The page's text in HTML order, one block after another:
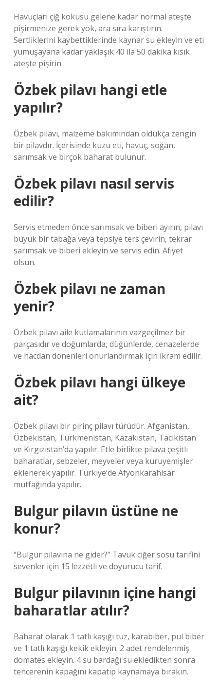
Havuçları çiğ kokusu gelene kadar normal ateşte
pişirmenize gerek yok, ara sıra karıştırın.
Sertliklerini kaybettiklerinde kaynar su ekleyin ve eti
yumuşayana kadar yaklaşık 40 ila 50 dakika kısık
ateşte pişirin.
Özbek pilavı hangi etle
yapılır?
Özbek pilavı, malzeme bakımından oldukça zengin
bir pilavdır. İçerisinde kuzu eti, havuç, soğan,
sarımsak ve birçok baharat bulunur.
Özbek pilavı nasıl servis
edilir?
Servis etmeden önce sarımsak ve biberi ayırın, pilavı
büyük bir tabağa veya tepsiye ters çevirin, tekrar
sarımsak ve biberi ekleyin ve servis edin. Afiyet
olsun.
Özbek pilavı ne zaman
yenir?
Özbek pilavı aile kutlamalarının vazgeçilmez bir
parçasıdır ve doğumlarda, düğünlerde, cenazelerde
ve hacdan dönenleri onurlandırmak için ikram edilir.
Özbek pilavı hangi ülkeye
ait?
Özbek pilavı bir pirinç pilavı türüdür. Afganistan,
Özbekistan, Türkmenistan, Kazakistan, Tacikistan
ve Kırgızistan’da yapılır. Etle birlikte pilava çeşitli
baharatlar, sebzeler, meyveler veya kuruyemişler
eklenerek yapılır. Türkiye’de Afyonkarahisar
mutfağında yapılır.
Bulgur pilavın üstüne ne
konur?
“Bulgur pilavına ne gider?” Tavuk ciğer sosu tarifini
sevenler için 15 lezzetli ve doyurucu tarif.
Bulgur pilavının içine hangi
baharatlar atılır?
Baharat olarak 1 tatlı kaşığı tuz, karabiber, pul biber
ve 1 tatlı kaşığı kekik ekleyin. 2 adet rendelenmiş
domates ekleyin. 4 su bardağı su ekledikten sonra
tencerenin kapağını kapatıp kaynamaya bırakın.